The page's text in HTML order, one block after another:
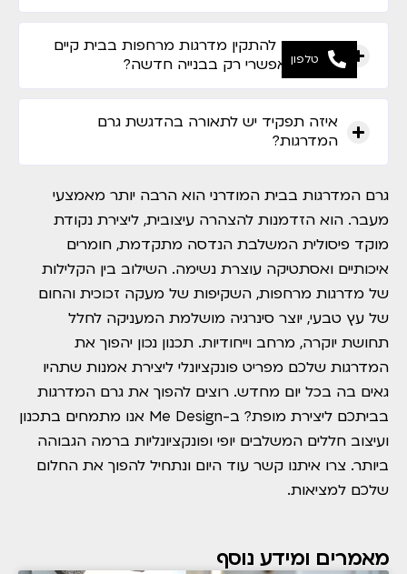
האם ניתן להתקין מדרגות מרחפות בבית קיים
או שזה אפשרי רק בבנייה חדשה?
איזה תפקיד יש לתאורה בהדגשת גרם
המדרגות?
גרם המדרגות בבית המודרני הוא הרבה יותר מאמצעי
מעבר. הוא הזדמנות להצהרה עיצובית, ליצירת נקודת
מוקד פיסולית המשלבת הנדסה מתקדמת, חומרים
איכותיים ואסתטיקה עוצרת נשימה. השילוב בין הקלילות
של מדרגות מרחפות, השקיפות של מעקה זכוכית והחום
של עץ טבעי, יוצר סינרגיה מושלמת המעניקה לחלל
תחושת יוקרה, מרחב וייחודיות. תכנון נכון יהפוך את
המדרגות שלכם מפריט פונקציונלי ליצירת אמנות שתהיו
גאים בה בכל יום מחדש. רוצים להפוך את גרם המדרגות
בביתכם ליצירת מופת? ב-Me Design אנו מתמחים בתכנון
ועיצוב חללים המשלבים יופי ופונקציונליות ברמה הגבוהה
ביותר. צרו איתנו קשר עוד היום ונתחיל להפוך את החלום
שלכם למציאות.
מאמרים ומידע נוסף
טלפון